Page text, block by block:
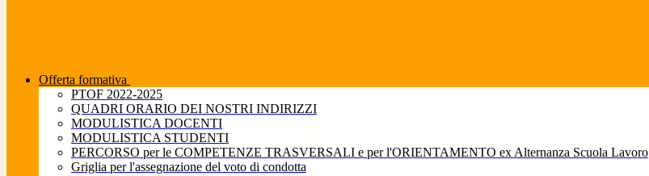
Offerta formativa
PTOF 2022-2025
QUADRI ORARIO DEI NOSTRI INDIRIZZI
MODULISTICA DOCENTI
MODULISTICA STUDENTI
PERCORSO per le COMPETENZE TRASVERSALI e per l'ORIENTAMENTO ex Alternanza Scuola Lavoro
Griglia per l'assegnazione del voto di condotta